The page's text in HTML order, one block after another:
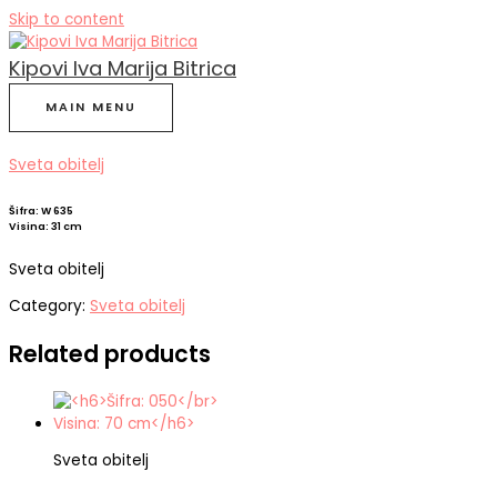
Skip to content
Kipovi Iva Marija Bitrica
MAIN MENU
Sveta obitelj
Šifra: W 635
Visina: 31 cm
Sveta obitelj
Category: Sveta obitelj
Related products
Sveta obitelj